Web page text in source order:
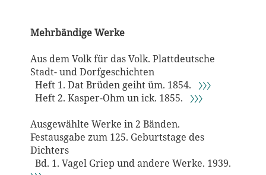
Mehrbändige Werke
Aus dem Volk für das Volk. Plattdeutsche
Stadt- und Dorfgeschichten
Heft 1. Dat Brüden geiht üm. 1854. 〉〉〉
Heft 2. Kasper-Ohm un ick. 1855. 〉〉〉
Ausgewählte Werke in 2 Bänden.
Festausgabe zum 125. Geburtstage des
Dichters
Bd. 1. Vagel Griep und andere Werke. 1939.